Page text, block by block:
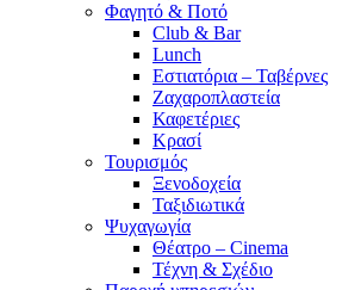
Φαγητό & Ποτό
Club & Bar
Lunch
Εστιατόρια – Ταβέρνες
Ζαχαροπλαστεία
Καφετέριες
Κρασί
Τουρισμός
Ξενοδοχεία
Ταξιδιωτικά
Ψυχαγωγία
Θέατρο – Cinema
Τέχνη & Σχέδιο